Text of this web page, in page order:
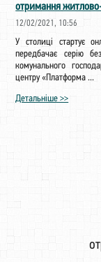
отримання
12/02/2021, 10:56
У столиці стартує
передбачає серію
комунального
центру «Платформа ...
Детальніше >>